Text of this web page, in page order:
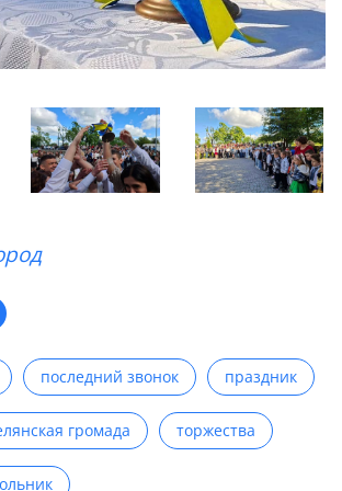
последний звонок праздник
громада торжества